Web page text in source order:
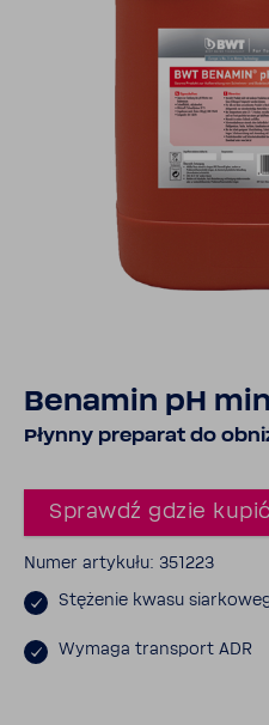
Benamin pH
Płynny preparat do
Sprawdź gdzie kupić
Numer arty­kułu: 351223
Stężenie kwasu
Wymaga trans­port ADR